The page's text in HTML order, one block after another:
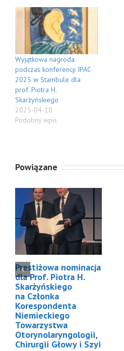
Wyjątkowa nagroda
podczas konferencji IPAC
2025 w Stambule dla
prof. Piotra H.
Skarżyńskiego
2025-04-10
Podobny wpis
Powiązane
Prestiżowa nominacja
dla Prof. Piotra H.
Skarżyńskiego
na Członka
Korespondenta
Niemieckiego
Towarzystwa
Otorynolaryngologii,
Chirurgii Głowy i Szyi